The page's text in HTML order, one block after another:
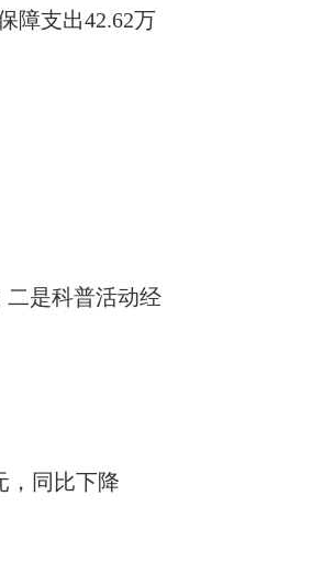
障支出42.62万
二是科普活动经
，同比下降